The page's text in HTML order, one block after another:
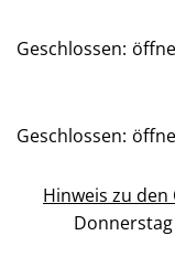
Klicken, um
Geschlossen:
Klicken, um
Geschlossen:
Hinweis zu